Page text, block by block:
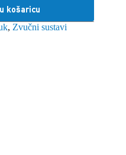
košaricu
, Zvučni sustavi